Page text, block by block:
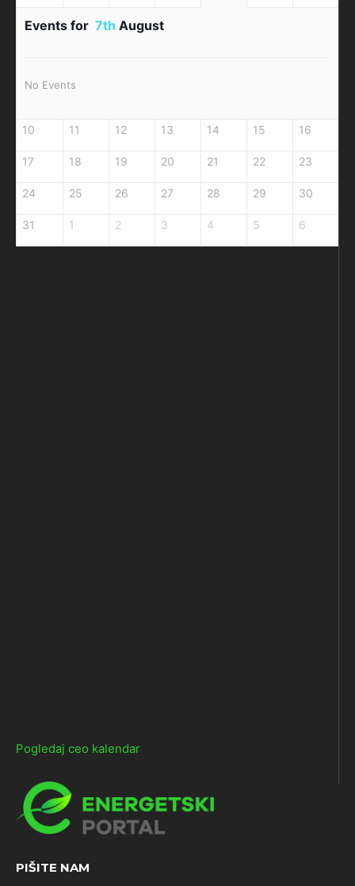
Events for 7th August
No Events
10 11 12 13 14 15 16
17 18 19 20 21 22 23
24 25 26 27 28 29 30
31 1 2 3 4 5 6
Pogledaj ceo kalendar
PIŠITE NAM